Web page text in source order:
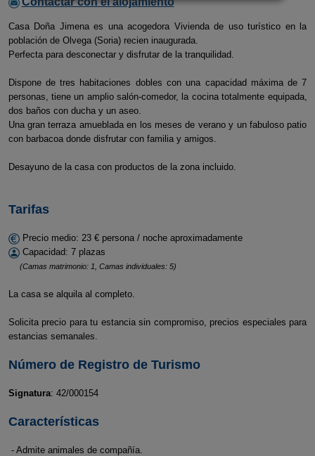
Casa Doña Jimena es una acogedora Vivienda de uso turístico en la
población de Olvega (Soria) recien inaugurada.
Perfecta para desconectar y disfrutar de la tranquilidad.
Dispone de tres habitaciones dobles con una capacidad máxima de 7
personas, tiene un amplio salón-comedor, la cocina totalmente equipada,
dos baños con ducha y un aseo.
Una gran terraza amueblada en los meses de verano y un fabuloso patio
con barbacoa donde disfrutar con familia y amigos.
Desayuno de la casa con productos de la zona incluido.
Tarifas
Precio medio: 23 € persona / noche aproximadamente
Capacidad: 7 plazas
(Camas matrimonio: 1, Camas individuales: 5)
La casa se alquila al completo.
Solicita precio para tu estancia sin compromiso, precios especiales para
estancias semanales.
Número de Registro de Turismo
Signatura: 42/000154
Características
- Admite animales de compañía.